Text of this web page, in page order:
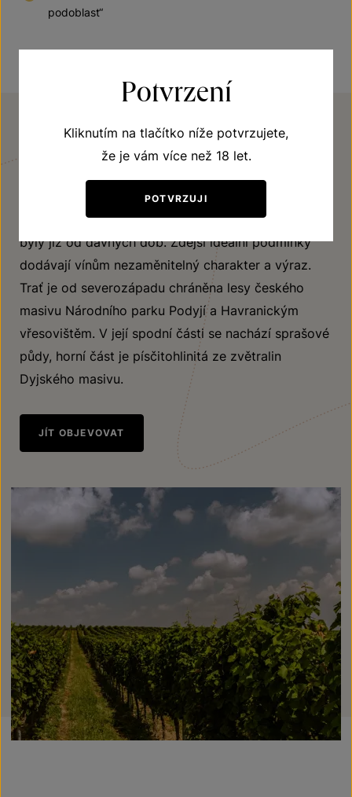
podoblast“
Staré vinice
Název Staré vinice svědčí o tom, že vinohrady zde
byly již od dávných dob. Zdejší ideální podmínky
dodávají vínům nezaměnitelný charakter a výraz.
Trať je od severozápadu chráněna lesy českého
masivu Národního parku Podyjí a Havranickým
vřesovištěm. V její spodní části se nachází sprašové
půdy, horní část je písčitohlinitá ze zvětralin
Dyjského masivu.
JÍT OBJEVOVAT
Potvrzení
Kliknutím na tlačítko níže potvrzujete,
že je vám více než 18 let.
POTVRZUJI